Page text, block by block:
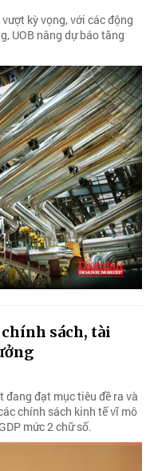
kỳ vọng, với các động
UOB nâng dự báo tăng
sách, tài
đạt mục tiêu đề ra và
chính sách kinh tế vĩ mô
mức 2 chữ số.